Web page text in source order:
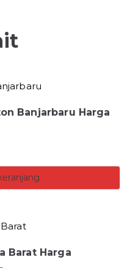
Banjarbaru Harga
Barat Harga